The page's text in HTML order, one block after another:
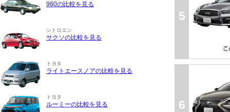
960の比較を見る
シトロエン
サクソの比較を見る
トヨタ
ライトエースノアの比較を見る
トヨタ
ルーミーの比較を見る
5
6